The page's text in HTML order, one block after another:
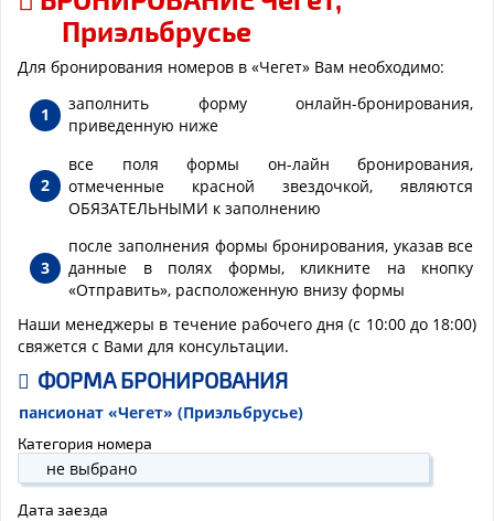
Приэльбрусье
Для бронирования номеров в «Чегет» Вам необходимо:
заполнить форму онлайн-бронирования,
приведенную ниже
все поля формы он-лайн бронирования,
отмеченные красной звездочкой, являются
ОБЯЗАТЕЛЬНЫМИ к заполнению
после заполнения формы бронирования, указав все
данные в полях формы, кликните на кнопку
«Отправить», расположенную внизу формы
Наши менеджеры в течение рабочего дня (с 10:00 до 18:00)
свяжется с Вами для консультации.
ФОРМА БРОНИРОВАНИЯ
пансионат «Чегет» (Приэльбрусье)
Категория номера
Дата заезда